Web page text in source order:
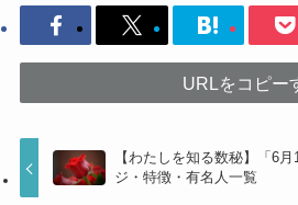
URLをコピー
【わたしを知る数秘】「6
ジ・特徴・有名人一覧